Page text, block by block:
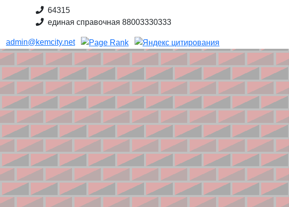
64315
единая справочная 88003330333
admin@kemcity.net